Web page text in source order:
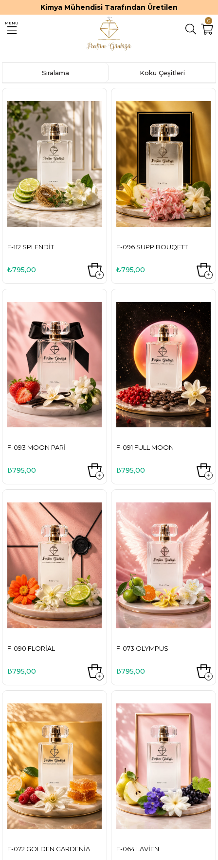
Kimya Mühendisi Tarafından Üretilen
0
MENU
Koku Çeşitleri
Sıralama
F-112 SPLENDIT
₺795,00
F-096 SUPP BOUQETT
₺795,00
F-093 MOON PARI
₺795,00
F-091 FULL MOON
₺795,00
F-090 FLORIAL
₺795,00
F-073 OLYMPUS
₺795,00
F-072 GOLDEN GARDENIA F-064 LAVIEN